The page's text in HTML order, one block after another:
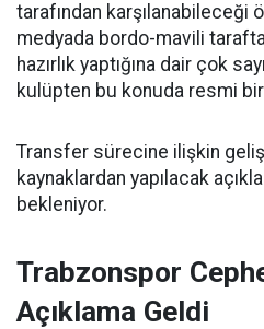
tarafından karşılanabileceği
medyada bordo-mavili
hazırlık yaptığına dair çok
kulüpten bu konuda resmi
Transfer sürecine ilişkin
kaynaklardan yapılacak
bekleniyor.
Trabzonspor
Açıklama Geldi